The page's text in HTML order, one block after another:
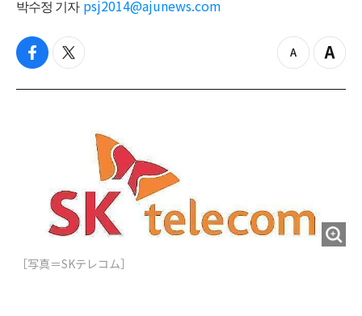
박수정 기자 psj2014@ajunews.com
f
c
t
i
z
o
Z
o
［写真＝SKテレコム］